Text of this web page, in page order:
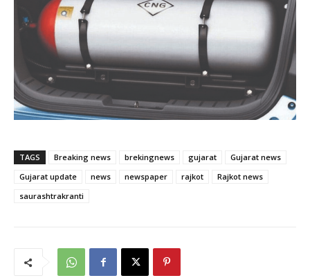
TAGS Breaking news brekingnews gujarat
Gujarat news
Gujarat update
news newspaper rajkot
Rajkot news
saurashtrakranti